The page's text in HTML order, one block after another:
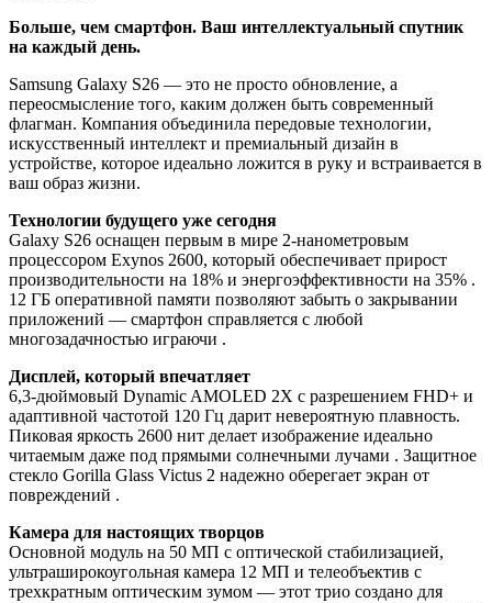
Больше, чем смартфон. Ваш интеллектуальный спутник
на каждый день.
Samsung Galaxy S26 — это не просто обновление, а
переосмысление того, каким должен быть современный
флагман. Компания объединила передовые технологии,
искусственный интеллект и премиальный дизайн в
устройстве, которое идеально ложится в руку и встраивается в
ваш образ жизни.
Технологии будущего уже сегодня
Galaxy S26 оснащен первым в мире 2-нанометровым
процессором Exynos 2600, который обеспечивает прирост
производительности на 18% и энергоэффективности на 35% .
12 ГБ оперативной памяти позволяют забыть о закрывании
приложений — смартфон справляется с любой
многозадачностью играючи .
Дисплей, который впечатляет
6,3-дюймовый Dynamic AMOLED 2X с разрешением FHD+ и
адаптивной частотой 120 Гц дарит невероятную плавность.
Пиковая яркость 2600 нит делает изображение идеально
читаемым даже под прямыми солнечными лучами . Защитное
стекло Gorilla Glass Victus 2 надежно оберегает экран от
повреждений .
Камера для настоящих творцов
Основной модуль на 50 МП с оптической стабилизацией,
ультраширокоугольная камера 12 МП и телеобъектив с
трехкратным оптическим зумом — этот трио создано для